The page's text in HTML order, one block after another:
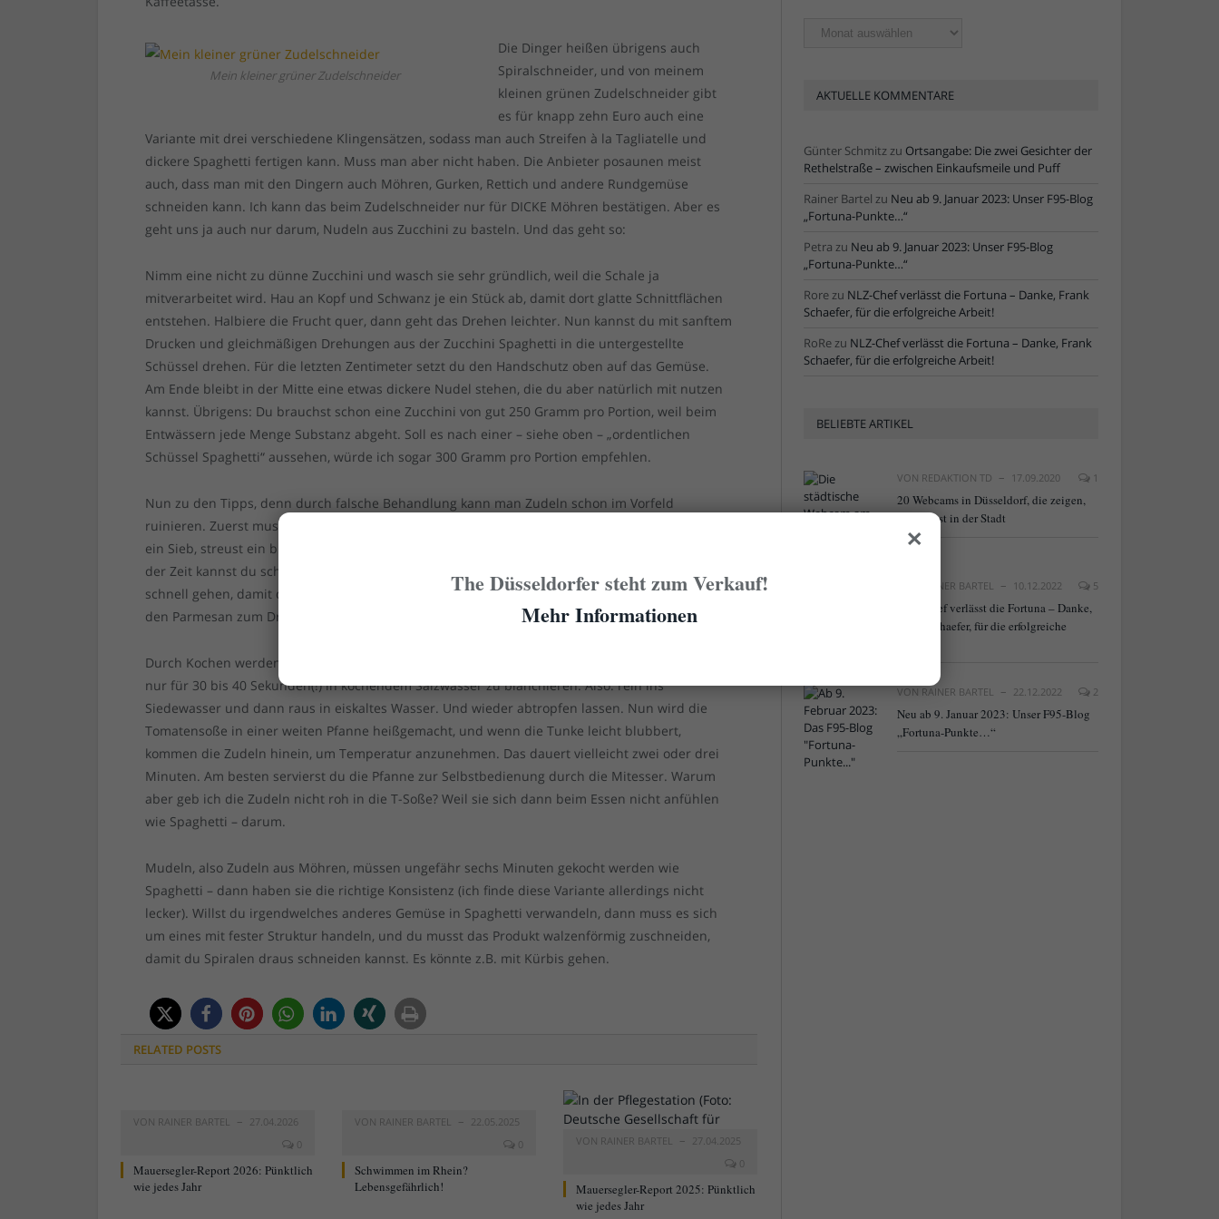
Mein kleiner grüner Zudelschneider
Die Dinger heißen übrigens auch
Spiralschneider, und von meinem
kleinen grünen Zudelschneider gibt
es für knapp zehn Euro auch eine
Variante mit drei verschiedene Klingensätzen, sodass man auch Streifen à la Tagliatelle und
dickere Spaghetti fertigen kann. Muss man aber nicht haben. Die Anbieter posaunen meist
auch, dass man mit den Dingern auch Möhren, Gurken, Rettich und andere Rundgemüse
schneiden kann. Ich kann das beim Zudelschneider nur für DICKE Möhren bestätigen. Aber es
geht uns ja auch nur darum, Nudeln aus Zucchini zu basteln. Und das geht so:
Nimm eine nicht zu dünne Zucchini und wasch sie sehr gründlich, weil die Schale ja
mitverarbeitet wird. Hau an Kopf und Schwanz je ein Stück ab, damit dort glatte Schnittflächen
entstehen. Halbiere die Frucht quer, dann geht das Drehen leichter. Nun kannst du mit sanftem
Drucken und gleichmäßigen Drehungen aus der Zucchini Spaghetti in die untergestellte
Schüssel drehen. Für die letzten Zentimeter setzt du den Handschutz oben auf das Gemüse.
Am Ende bleibt in der Mitte eine etwas dickere Nudel stehen, die du aber natürlich mit nutzen
kannst. Übrigens: Du brauchst schon eine Zucchini von gut 250 Gramm pro Portion, weil beim
Entwässern jede Menge Substanz abgeht. Soll es nach einer – siehe oben – „ordentlichen
Schüssel Spaghetti“ aussehen, würde ich sogar 300 Gramm pro Portion empfehlen.
Nun zu den Tipps, denn durch falsche Behandlung kann man Zudeln schon im Vorfeld
ruinieren. Zuerst muss überschüssiges Wasser aus den Dingern. Dazu gibst du die Zaghetti in
ein Sieb, streust ein bisschen Salz drauf und lässt sie gut und gern zehn Minuten abtropfen. In
der Zeit kannst du schon die Tomatensoße bereiten und aufsetzen. Denn am Ende muss alles
schnell gehen, damit das Gericht wirklich schmeckt. Nichtveganer reiben an dieser Stelle auch
den Parmesan zum Drüberstreuen.
Durch Kochen werden Zudeln schneller zu Matsch als du gucken kannst. Also empfehle ich, sie
nur für 30 bis 40 Sekunden(!) in kochendem Salzwasser zu blanchieren. Also: rein ins
Siedewasser und dann raus in eiskaltes Wasser. Und wieder abtropfen lassen. Nun wird die
Tomatensoße in einer weiten Pfanne heißgemacht, und wenn die Tunke leicht blubbert,
kommen die Zudeln hinein, um Temperatur anzunehmen. Das dauert vielleicht zwei oder drei
Minuten. Am besten servierst du die Pfanne zur Selbstbedienung durch die Mitesser. Warum
aber geb ich die Zudeln nicht roh in die T-Soße? Weil sie sich dann beim Essen nicht anfühlen
wie Spaghetti – darum.
Mudeln, also Zudeln aus Möhren, müssen ungefähr sechs Minuten gekocht werden wie
Spaghetti – dann haben sie die richtige Konsistenz (ich finde diese Variante allerdings nicht
lecker). Willst du irgendwelches anderes Gemüse in Spaghetti verwandeln, dann muss es sich
um eines mit fester Struktur handeln, und du musst das Produkt walzenförmig zuschneiden,
damit du Spiralen draus schneiden kannst. Es könnte z.B. mit Kürbis gehen.
RELATED POSTS
VON RAINER BARTEL
27.04.2026
0
Mauersegler-Report 2026: Pünktlich
wie jedes Jahr
VON RAINER BARTEL
22.05.2025
0
Schwimmen im Rhein?
Lebensgefährlich!
VON RAINER BARTEL
27.04.2025
0
Mauersegler-Report 2025: Pünktlich
wie jedes Jahr
Ältere
AKTUELLE KOMMENTARE
Günter Schmitzzu Ortsangabe: Die zwei Gesichter der
Rethelstraße – zwischen Einkaufsmeile und Puff
Rainer Bartel zu Neu ab 9. Januar 2023: Unser F95-Blog
„Fortuna-Punkte…“
Petra zu Neu ab 9. Januar 2023: Unser F95-Blog
„Fortuna-Punkte…“
Rorezu NLZ-Chef verlässt die Fortuna – Danke, Frank
Schaefer, für die erfolgreiche Arbeit!
RoRezu NLZ-Chef verlässt die Fortuna – Danke, Frank
Schaefer, für die erfolgreiche Arbeit!
BELIEBTE ARTIKEL
VON REDAKTION TD 17.09.2020 1
20 Webcams in Düsseldorf, die zeigen,
was los ist in der Stadt
RAINER BARTEL 10.12.2022 5
NLZ-Chef verlässt die Fortuna – Danke,
Frank Schaefer, für die erfolgreiche
VON RAINER BARTEL 22.12.2022 2
Neu ab 9. Januar 2023: Unser F95-Blog
„Fortuna-Punkte…“
×
The Düsseldorfer steht zum Verkauf!
Mehr Informationen